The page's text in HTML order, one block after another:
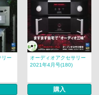
リー
オーディオアクセサリー
2021年4月号(180)
購入